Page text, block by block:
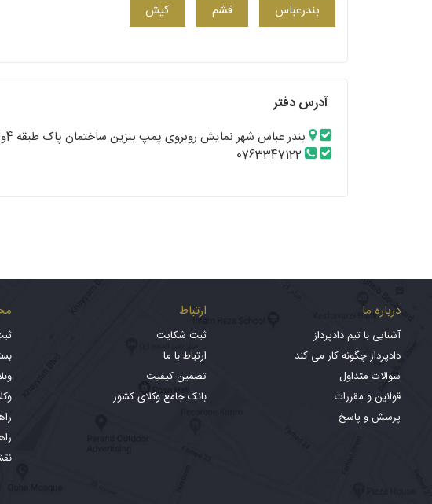
بندرعباس قشم کیش
آدرس دفتر
بندر عباس شهر نمایش روبروی پمپ بنزین ساختمان پاک طبقه 4واحد10
0763347122
درباره ما
آشنایی با تیم دادپرداز
دادپرداز چگونه کار می کند
سوالات متداول
قوانین و مقررات
پرسش و پاسخ
ارتباط
ثبت شکایت
ارتباط با ما
تضمین کیفیت
بانک جامع وکلای کشور